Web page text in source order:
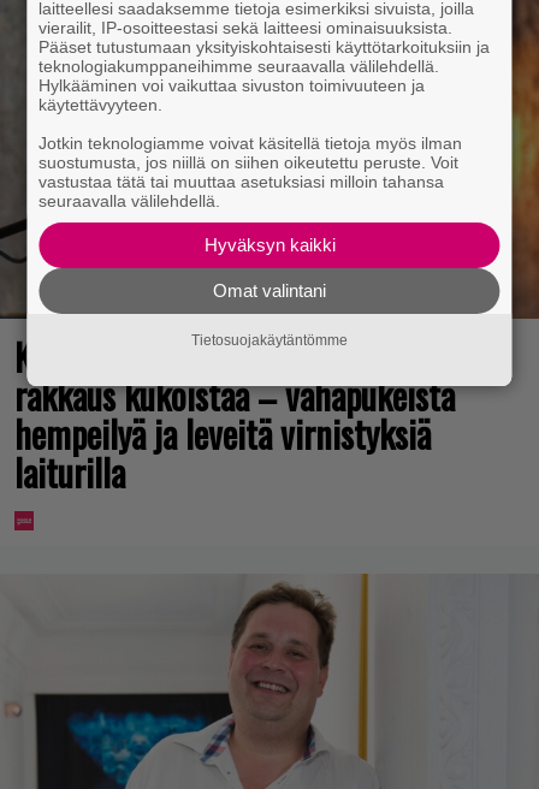
Karita Tykän ja Sami Saikkosen
rakkaus kukoistaa – vähäpukeista
hempeilyä ja leveitä virnistyksiä
laiturilla
laitteellesi saadaksemme tietoja esimerkiksi sivuista, joilla
vierailit, IP-osoitteestasi sekä laitteesi ominaisuuksista.
Pääset tutustumaan yksityiskohtaisesti käyttötarkoituksiin ja
teknologiakumppaneihimme seuraavalla välilehdellä.
Hylkääminen voi vaikuttaa sivuston toimivuuteen ja
käytettävyyteen.
Jotkin teknologiamme voivat käsitellä tietoja myös ilman
suostumusta, jos niillä on siihen oikeutettu peruste. Voit
vastustaa tätä tai muuttaa asetuksiasi milloin tahansa
seuraavalla välilehdellä.
Hyväksyn kaikki
Omat valintani
Tietosuojakäytäntömme